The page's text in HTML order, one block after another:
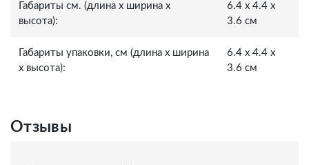
Габариты см. (длина x ширина x
высота):
6.4 x 4.4 x
3.6 см
Габариты упаковки, см (длина x ширина
x высота):
6.4 x 4.4 x
3.6 см
Отзывы